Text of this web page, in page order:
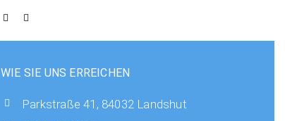
WIE SIE UNS ERREICHEN
Parkstraße 41, 84032 Landshut